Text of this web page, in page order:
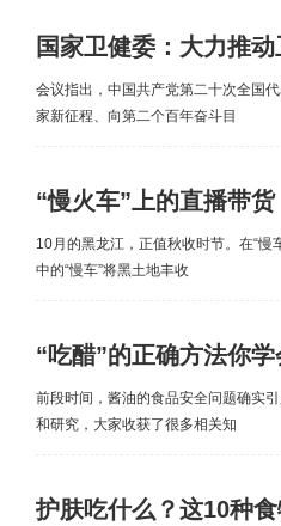
国家卫健委：大力推
会议指出，中国共产党第二十次全国
家新征程、向第二个百年奋斗目
“慢火车”上的直播带货
10月的黑龙江，正值秋收时节。在“
中的“慢车”将黑土地丰收
“吃醋”的正确方法你学
前段时间，酱油的食品安全问题确实
和研究，大家收获了很多相关知
护肤吃什么？这10种食